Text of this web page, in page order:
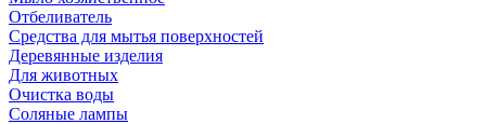
Отбеливатель
Средства для мытья поверхностей
Деревянные изделия
Для животных
Очистка воды
Соляные лампы